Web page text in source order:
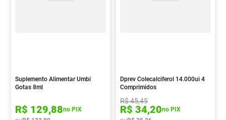
Suplemento Alimentar Umbi
Gotas 8ml
R$ 129,88no PIX
Dprev Colecalciferol 14.000ui 4
Comprimidos
R$45,45
R$ 34,20no PIX